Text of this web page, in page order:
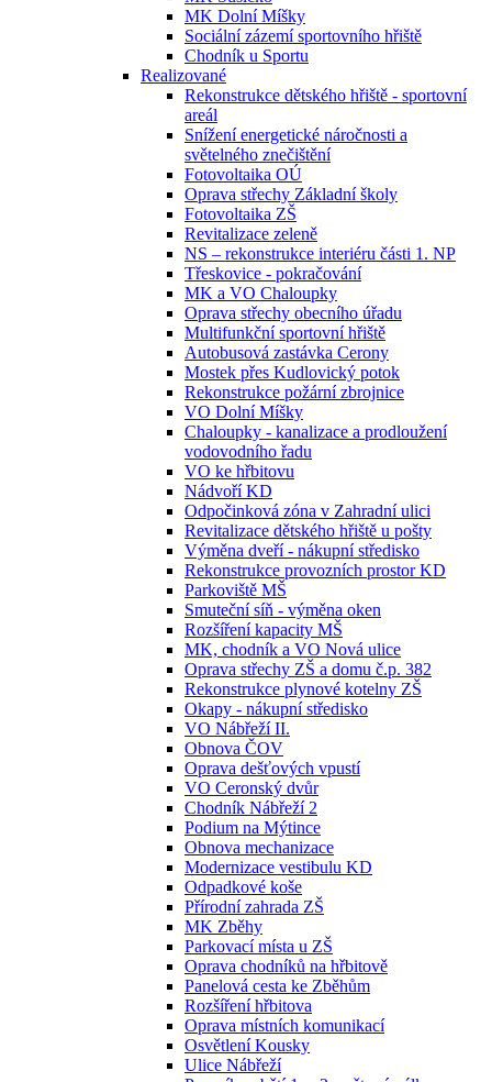
MK Dolní Míšky
Sociální zázemí sportovního hřiště
Chodník u Sportu
Realizované
Rekonstrukce dětského hřiště - sportovní
areál
Snížení energetické náročnosti a
světelného znečištění
Fotovoltaika OÚ
Oprava střechy Základní školy
Fotovoltaika ZŠ
Revitalizace zeleně
NS – rekonstrukce interiéru části 1. NP
Třeskovice - pokračování
MK a VO Chaloupky
Oprava střechy obecního úřadu
Multifunkční sportovní hřiště
Autobusová zastávka Cerony
Mostek přes Kudlovický potok
Rekonstrukce požární zbrojnice
VO Dolní Míšky
Chaloupky - kanalizace a prodloužení
vodovodního řadu
VO ke hřbitovu
Nádvoří KD
Odpočinková zóna v Zahradní ulici
Revitalizace dětského hřiště u pošty
Výměna dveří - nákupní středisko
Rekonstrukce provozních prostor KD
Parkoviště MŠ
Smuteční síň - výměna oken
Rozšíření kapacity MŠ
MK, chodník a VO Nová ulice
Oprava střechy ZŠ a domu č.p. 382
Rekonstrukce plynové kotelny ZŠ
Okapy - nákupní středisko
VO Nábřeží II.
Obnova ČOV
Oprava dešťových vpustí
VO Ceronský dvůr
Chodník Nábřeží 2
Podium na Mýtince
Obnova mechanizace
Modernizace vestibulu KD
Odpadkové koše
Přírodní zahrada ZŠ
MK Zběhy
Parkovací místa u ZŠ
Oprava chodníků na hřbitově
Panelová cesta ke Zběhům
Rozšíření hřbitova
Oprava místních komunikací
Osvětlení Kousky
Ulice Nábřeží